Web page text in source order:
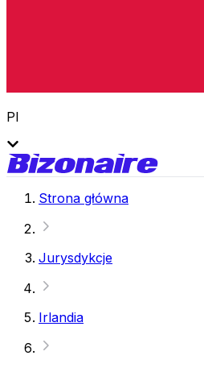
Pl
Strona główna
Jurysdykcje
Irlandia